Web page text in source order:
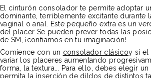
El cinturón consolador te permite adoptar
dominante, terriblemente excitante durante
vaginal o anal. Este pequeño extra es un
del placer Se pueden prever todas las
de SM, ¡confiamos en tu imaginación!
Comience con un consolador clásicoy si el
variar los placeres aumentando
forma, la textura... Para ello, debes elegir
permita la inserción de dildos de distintos